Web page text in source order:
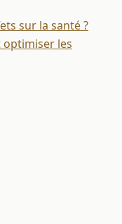
sur la santé ?
optimiser les